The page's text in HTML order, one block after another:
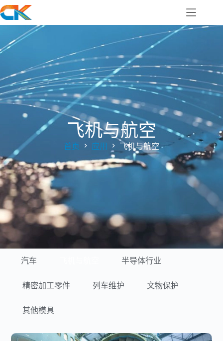
飞机与航空
首页 应用 飞机与航空
汽车 半导体行业
精密加工零件 列车维护 文物保护
其他模具